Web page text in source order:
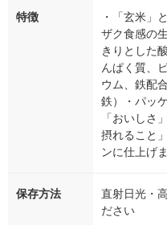
特徴
・「玄米」
ザク食感の
きりとした
んぱく質、
ウム、鉄配
鉄）・パッ
「おいしさ
摂れること
ンに仕上げ
保存方法
直射日光・
ださい